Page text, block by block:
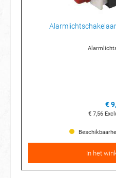
€
€ 7,56
In het